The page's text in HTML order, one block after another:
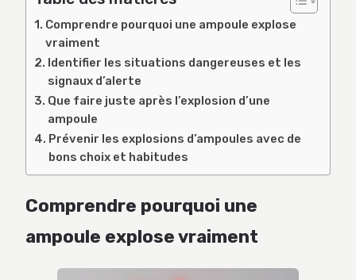
Comprendre pourquoi une ampoule explose
vraiment
Identifier les situations dangereuses et les
signaux d’alerte
Que faire juste après l’explosion d’une
ampoule
Prévenir les explosions d’ampoules avec de
bons choix et habitudes
Comprendre pourquoi une
ampoule explose vraiment